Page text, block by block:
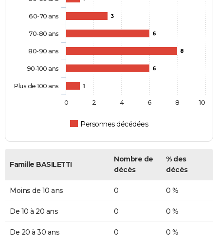
3
6
8
6
1
Personnes décédées
60-70 ans
70-80 ans
80-90 ans
90-100 ans
Plus de 100 ans
0 2 4 6 8 10
Famille BASILETTI
Nombre de
décès
% des
décès
Moins de 10 ans 0 0 %
De 10 à 20 ans 0 0 %
De 20 à 30 ans 0 0 %